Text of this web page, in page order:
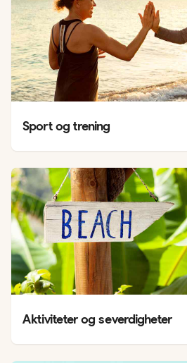
Sport og trening
Aktiviteter og severdigheter